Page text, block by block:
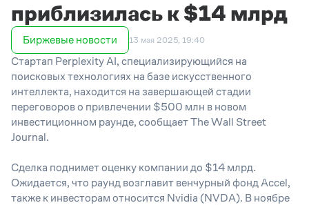
приблизилась к $14 млрд
Биржевые новости 13 мая 2025, 19:40
Стартап Perplexity AI, специализирующийся на
поисковых технологиях на базе искусственного
интеллекта, находится на завершающей стадии
переговоров о привлечении $500 млн в новом
инвестиционном раунде, сообщает The Wall Street
Journal.
Сделка поднимет оценку компании до $14 млрд.
Ожидается, что раунд возглавит венчурный фонд Accel,
также к инвесторам относится Nvidia (NVDA). В ноябре